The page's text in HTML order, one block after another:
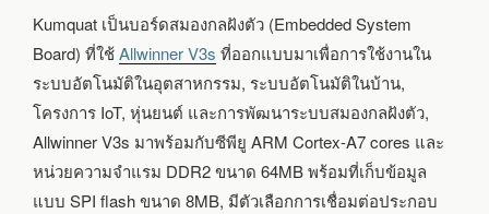
CAN
แบบ
สัญญาณ,
ETHERNET,
และ
ESP32
สำหรับ
WIFI
Kumquat เป็นบอร์ดสมองกลฝังตัว (Embedded System
Board) ที่ใช้Allwinner V3s ที่ออกแบบมาเพื่อการใช้งานใน
ระบบอัตโนมัติในอุตสาหกรรม, ระบบอัตโนมัติในบ้าน,
โครงการ IoT, หุ่นยนต์ และการพัฒนาระบบสมองกลฝังตัว,
Allwinner V3s มาพร้อมกับซีพียู ARM Cortex-A7 cores และ
หน่วยความจำแรม DDR2 ขนาด 64MB พร้อมที่เก็บข้อมูล
แบบ SPI flash ขนาด 8MB, มีตัวเลือกการเชื่อมต่อประกอบ